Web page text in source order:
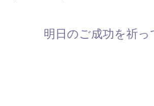
明日のご成功を祈っ